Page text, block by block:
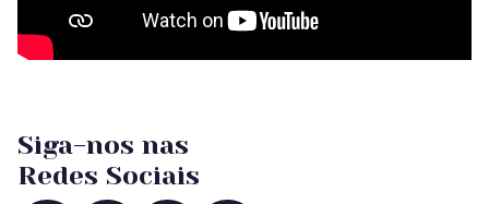
Siga-nos nas
Redes Sociais